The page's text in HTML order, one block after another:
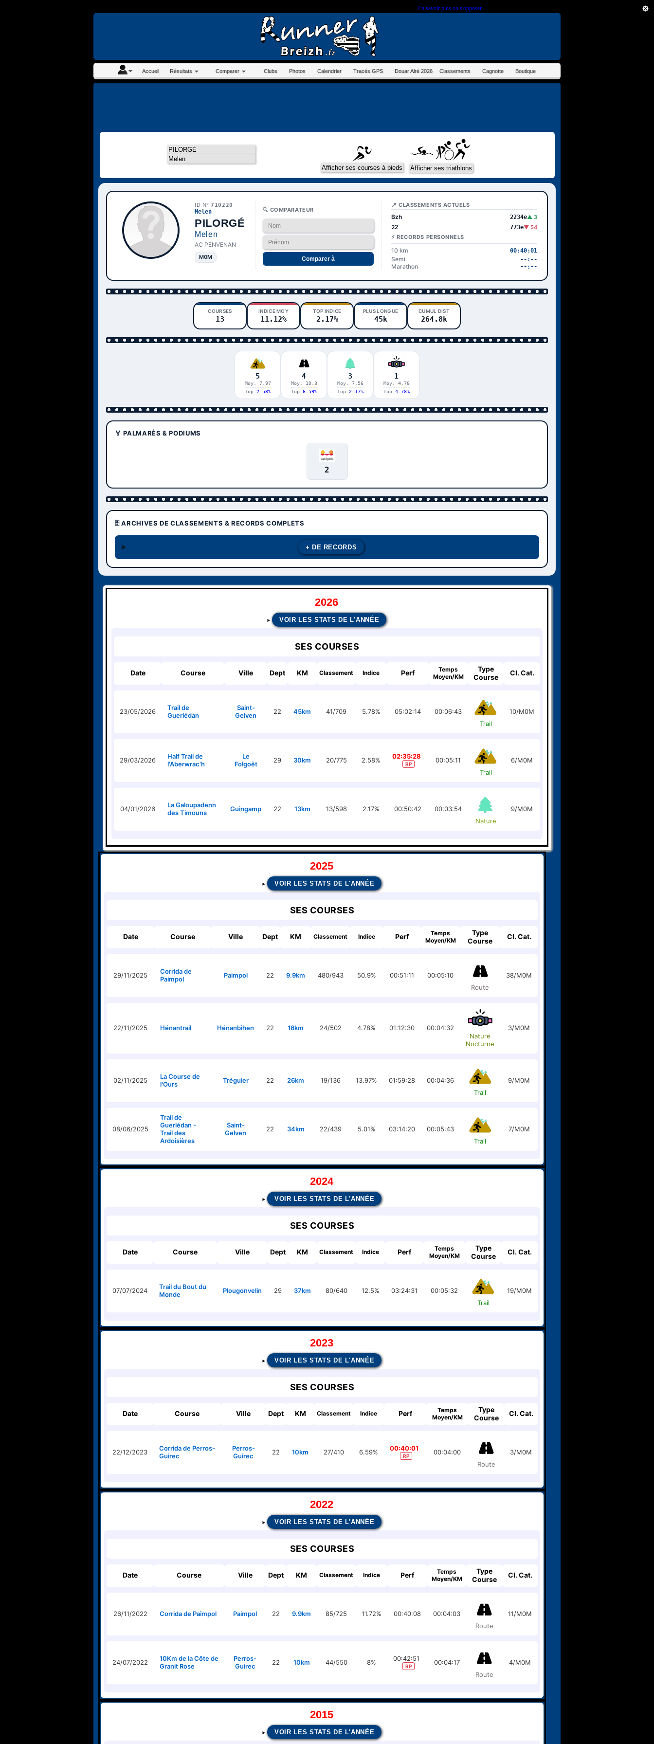
En savoir plus ou s'opposer.
Accueil Résultats Comparer Clubs Photos Calendrier Tracés GPS Douar Alré 2026 Classements Cagnotte Boutique
ID N°710220
Melen
PILORGÉ
Melen
AC PENVENAN
M0M
🔍 COMPARATEUR
Comparer à
📍 CLASSEMENTS ACTUELS
Bzh 2234e▲ 3
22 773e▼ 54
⚡ RECORDS PERSONNELS
10 km 00:40:01
Semi --:--
Marathon --:--
COURSES
13
INDICE MOY
11.12%
TOP INDICE
2.17%
PLUS LONGUE
45k
CUMUL DIST
264.8k
5
Moy. 7.97
Top:2.58%
4
Moy. 19.3
Top:6.59%
3
Moy. 7.56
Top:2.17%
1
Moy. 4.78
Top:4.78%
🏅 PALMARÈS & PODIUMS
2
🗄️ ARCHIVES DE CLASSEMENTS & RECORDS COMPLETS
+ DE RECORDS
2026
VOIR LES STATS DE L'ANNÉE
SES COURSES
Date Course Ville Dept KM Classement Indice Perf
Temps
Moyen/KM
Type
Course
Cl. Cat.
23/05/2026
Trail de
Guerlédan
Saint-
Gelven
22 45km 41/709 5.78% 05:02:14
00:06:43
Trail
10/M0M
29/03/2026
Half Trail de
l'Aberwrac'h
Le
Folgoët
29 30km 20/775 2.58% 02:35:28
RP
00:05:11
Trail
6/M0M
04/01/2026
La Galoupadenn
des Timouns
Guingamp 22 13km 13/598 2.17% 00:50:42
00:03:54
Nature
9/M0M
2025
VOIR LES STATS DE L'ANNÉE
SES COURSES
Date Course Ville Dept KM Classement Indice Perf
Temps
Moyen/KM
Type
Course
Cl. Cat.
29/11/2025
Corrida de
Paimpol
Paimpol 22 9.9km 480/943 50.9% 00:51:11
00:05:10
Route
38/M0M
22/11/2025 Hénantrail Hénanbihen 22 16km 24/502 4.78% 01:12:30
00:04:32
Nature
Nocturne
3/M0M
02/11/2025
La Course de
l'Ours
Tréguier 22 26km 19/136 13.97% 01:59:28
00:04:36
Trail
9/M0M
08/06/2025
Trail de
Guerlédan -
Trail des
Ardoisières
Saint-
Gelven
22 34km 22/439 5.01% 03:14:20
00:05:43
Trail
7/M0M
2024
VOIR LES STATS DE L'ANNÉE
SES COURSES
Date Course Ville Dept KM Classement Indice Perf
Temps
Moyen/KM
Type
Course
Cl. Cat.
07/07/2024
Trail du Bout du
Monde
Plougonvelin 29 37km 80/640 12.5% 03:24:31
00:05:32
Trail
19/M0M
2023
VOIR LES STATS DE L'ANNÉE
SES COURSES
Date Course Ville Dept KM Classement Indice Perf
Temps
Moyen/KM
Type
Course
Cl. Cat.
22/12/2023
Corrida de Perros-
Guirec
Perros-
Guirec
22 10km 27/410 6.59% 00:40:01
RP
00:04:00
Route
3/M0M
2022
VOIR LES STATS DE L'ANNÉE
SES COURSES
Date Course Ville Dept KM Classement Indice Perf
Temps
Moyen/KM
Type
Course
Cl. Cat.
26/11/2022 Corrida de Paimpol Paimpol 22 9.9km 85/725 11.72% 00:40:08
00:04:03
Route
11/M0M
24/07/2022
10Km de la Côte de
Granit Rose
Perros-
Guirec
22 10km 44/550 8% 00:42:51
RP
00:04:17
Route
4/M0M
2015
VOIR LES STATS DE L'ANNÉE